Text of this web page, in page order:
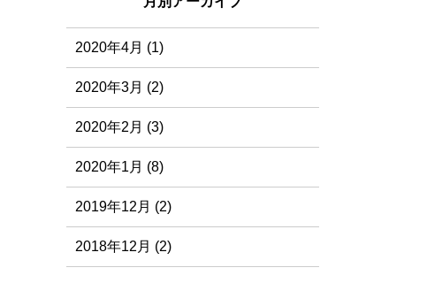
2020年4月 (1)
2020年3月 (2)
2020年2月 (3)
2020年1月 (8)
2019年12月 (2)
2018年12月 (2)